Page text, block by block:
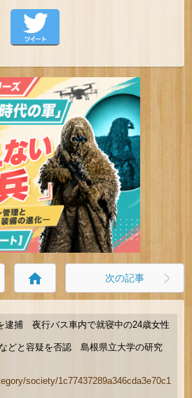
home 次の記事
逮捕 夜行バス車内で就寝中の24歳女性
などと容疑を否認 島根県立大学の研究
society/1c77437289a346cda3e70c1